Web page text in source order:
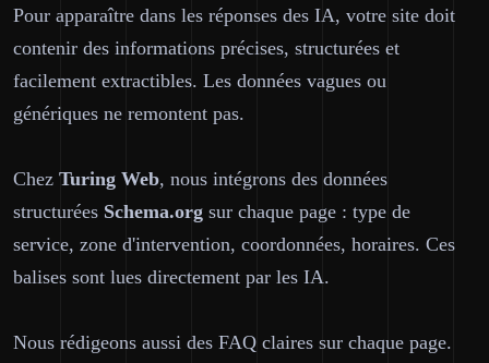
Pour apparaître dans les réponses des IA, votre site doit
contenir des informations précises, structurées et
facilement extractibles. Les données vagues ou
génériques ne remontent pas.
Chez Turing Web, nous intégrons des données
structurées Schema.org sur chaque page : type de
service, zone d'intervention, coordonnées, horaires. Ces
balises sont lues directement par les IA.
Nous rédigeons aussi des FAQ claires sur chaque page.